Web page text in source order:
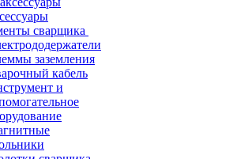
сварщика
заземления
кабель
и